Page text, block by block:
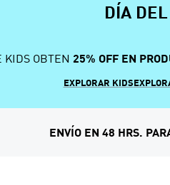
DÍA
KIDS OBTEN 25% OFF EN
EXPLORAR KIDS
ENVÍO EN 48 HRS.